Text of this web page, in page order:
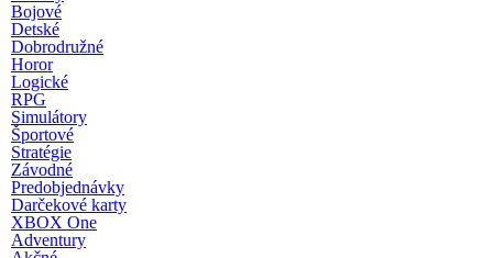
Bojové
Detské
Dobrodružné
Horor
Logické
RPG
Simulátory
Športové
Stratégie
Závodné
Predobjednávky
Darčekové karty
XBOX One
Adventury